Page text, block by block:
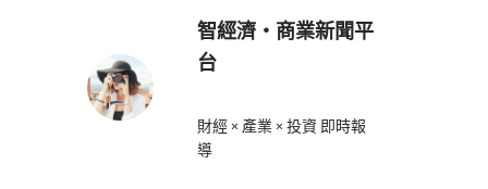
智經濟・商業新聞平
台
財經 × 產業 × 投資 即時報
導